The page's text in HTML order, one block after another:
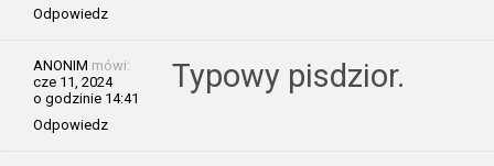
Odpowiedz
ANONIM mówi:
cze 11, 2024
o godzinie 14:41
Odpowiedz
Typowy pisdzior.